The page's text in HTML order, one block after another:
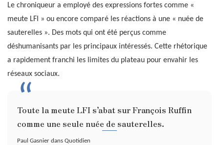
Le chroniqueur a employé des expressions fortes comme «
meute LFI » ou encore comparé les réactions à une « nuée de
sauterelles ». Des mots qui ont été perçus comme
déshumanisants par les principaux intéressés. Cette rhétorique
a rapidement franchi les limites du plateau pour envahir les
réseaux sociaux.
Toute la meute LFI s’abat sur François Ruffin
comme une seule nuée de sauterelles.
Paul Gasnier dans Quotidien